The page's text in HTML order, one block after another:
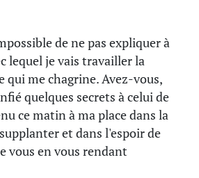
de ne pas expliquer à
lequel je vais travailler la
qui me chagrine. Avez-vous,
quelques secrets à celui de
ce matin à ma place dans la
et dans l'espoir de
vous en vous rendant